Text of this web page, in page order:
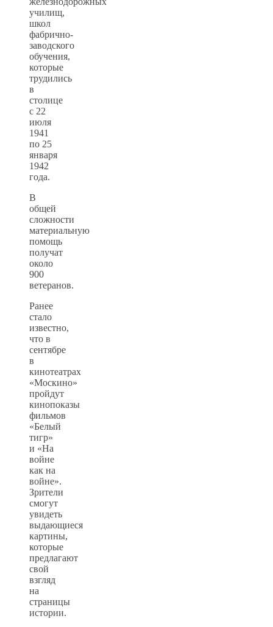
училищ,
школ
фабрично-
заводского
обучения,
которые
трудились
в
столице
с 22
июля
1941
по 25
января
1942
года.
В
общей
сложности
материальную
помощь
получат
около
900
ветеранов.
Ранее
стало
известно,
что в
сентябре
в
кинотеатрах
«Москино»
пройдут
кинопоказы
фильмов
«Белый
тигр»
и «На
войне
как на
войне».
Зрители
смогут
увидеть
выдающиеся
картины,
которые
предлагают
свой
взгляд
на
страницы
истории.